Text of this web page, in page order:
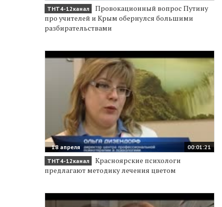
ТНТ4-12канал
Провокационный вопрос Путину
про учителей и Крым обернулся большими
разбирательствами
00:01:21
18 апреля
ТНТ4-12канал
Красноярские психологи
предлагают методику лечения цветом